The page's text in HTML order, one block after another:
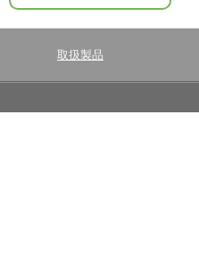
取扱製品